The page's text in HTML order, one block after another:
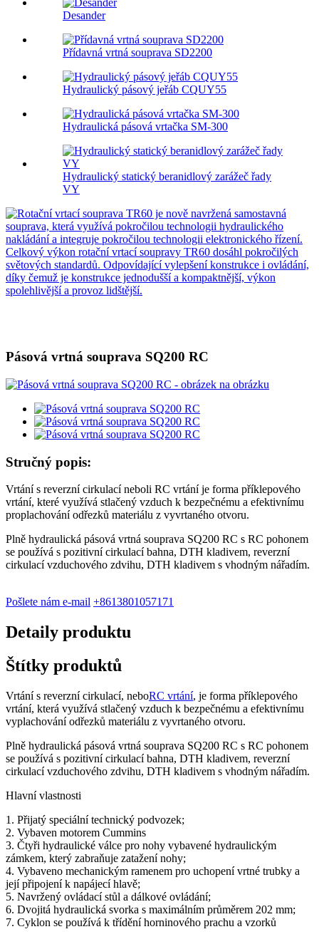
Desander
Přídavná vrtná souprava SD2200
Hydraulický pásový jeřáb CQUY55
Hydraulická pásová vrtačka SM-300
Hydraulický statický beranidlový zarážeč řady
VY
Pásová vrtná souprava SQ200 RC
Stručný popis:
Vrtání s reverzní cirkulací neboli RC vrtání je forma příklepového
vrtání, které využívá stlačený vzduch k bezpečnému a efektivnímu
proplachování odřezků materiálu z vyvrtaného otvoru.
Plně hydraulická pásová vrtná souprava SQ200 RC s RC pohonem
se používá s pozitivní cirkulací bahna, DTH kladivem, reverzní
cirkulací vzduchového zdvihu, DTH kladivem s vhodným nářadím.
Pošlete nám e-mail +8613801057171
Detaily produktu
Štítky produktů
Vrtání s reverzní cirkulací, neboRC vrtání, je forma příklepového
vrtání, která využívá stlačený vzduch k bezpečnému a efektivnímu
vyplachování odřezků materiálu z vyvrtaného otvoru.
Plně hydraulická pásová vrtná souprava SQ200 RC s RC pohonem
se používá s pozitivní cirkulací bahna, DTH kladivem, reverzní
cirkulací vzduchového zdvihu, DTH kladivem s vhodným nářadím.
Hlavní vlastnosti
1. Přijatý speciální technický podvozek;
2. Vybaven motorem Cummins
3. Čtyři hydraulické válce pro nohy vybavené hydraulickým
zámkem, který zabraňuje zatažení nohy;
4. Vybaveno mechanickým ramenem pro uchopení vrtné trubky a
její připojení k napájecí hlavě;
5. Navržený ovládací stůl a dálkové ovládání;
6. Dvojitá hydraulická svorka s maximálním průměrem 202 mm;
7. Cyklon se používá k třídění horninového prachu a vzorků